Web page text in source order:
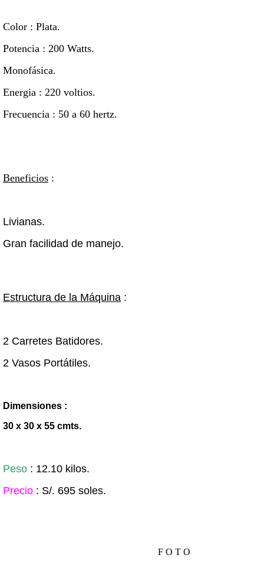
Color : Plata.
Potencia : 200 Watts.
Monofásica.
Energia : 220 voltios.
Frecuencia : 50 a 60 hertz.
Beneficios :
Gran facilidad de manejo.
Estructura de la Máquina :
2 Carretes Batidores.
2 Vasos Portátiles.
Dimensiones :
30 x 30 x 55 cmts.
Peso : 12.10 kilos.
Precio : S/. 695 soles.
F O T O